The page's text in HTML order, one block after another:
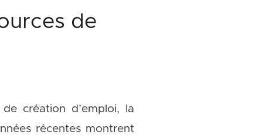
de
création d’emploi, la
récentes montrent